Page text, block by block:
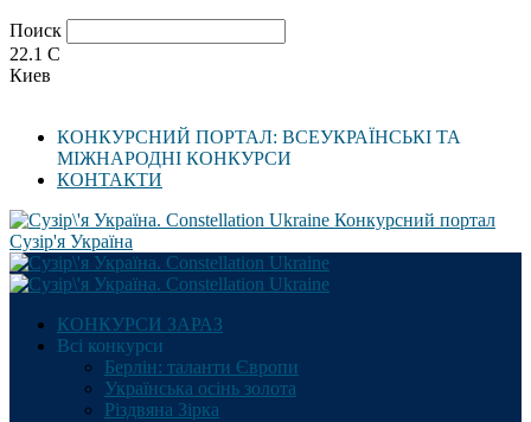
Поиск
22.1 C
Киев
КОНКУРСНИЙ ПОРТАЛ: ВСЕУКРАЇНСЬКІ ТА
МІЖНАРОДНІ КОНКУРСИ
КОНТАКТИ
Конкурсний портал
Сузір'я Україна
КОНКУРСИ ЗАРАЗ
Всі конкурси
Берлін: таланти Європи
Українська осінь золота
Різдвяна Зірка